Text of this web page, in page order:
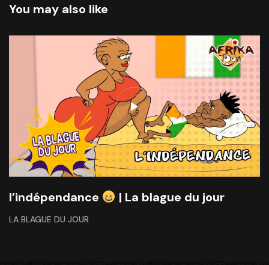
You may also like
l’indépendance | La blague du jour
LA BLAGUE DU JOUR